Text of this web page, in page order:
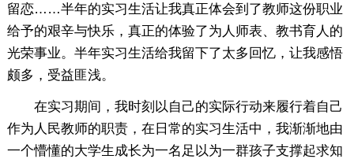
留恋……半年的实习生活让我真正体会到了教师这份职业
给予的艰辛与快乐，真正的体验了为人师表、教书育人的
光荣事业。半年实习生活给我留下了太多回忆，让我感悟
颇多，受益匪浅。
在实习期间，我时刻以自己的实际行动来履行着自己
作为人民教师的职责，在日常的实习生活中，我渐渐地由
一个懵懂的大学生成长为一名足以为一群孩子支撑起求知